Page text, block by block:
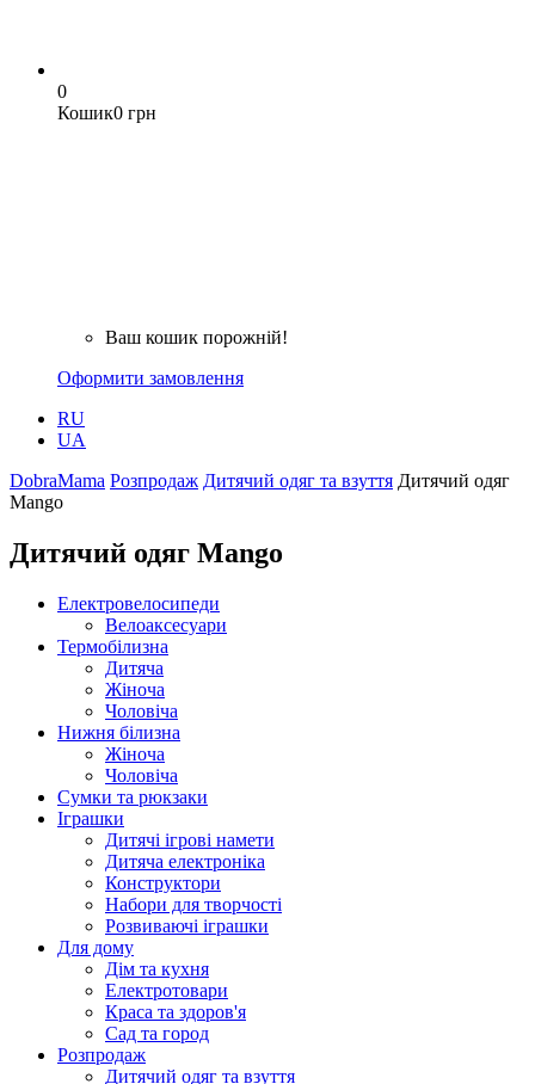
0
Кошик0 грн
Ваш кошик порожній!
Оформити замовлення
RU
UA
DobraMama Розпродаж Дитячий одяг та взуття Дитячий одяг
Mango
Дитячий одяг Mango
Електровелосипеди
Велоаксесуари
Термобілизна
Дитяча
Жіноча
Чоловіча
Нижня білизна
Жіноча
Чоловіча
Сумки та рюкзаки
Іграшки
Дитячі ігрові намети
Дитяча електроніка
Конструктори
Набори для творчості
Розвиваючі іграшки
Для дому
Дім та кухня
Електротовари
Краса та здоров'я
Сад та город
Розпродаж
Дитячий одяг та взуття